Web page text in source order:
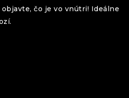
čo je vo vnútri! Ideálne